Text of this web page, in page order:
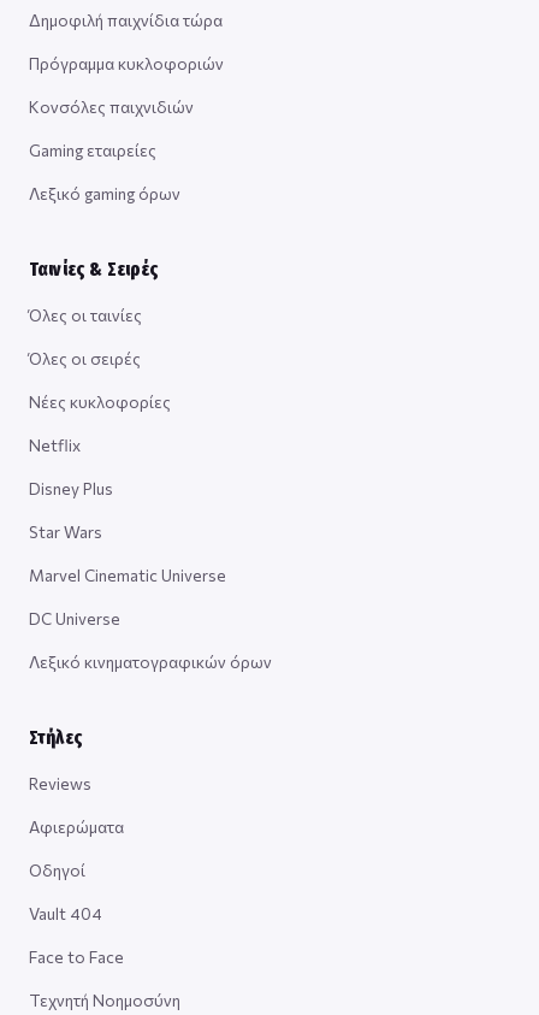
Δημοφιλή παιχνίδια τώρα
Πρόγραμμα κυκλοφοριών
Κονσόλες παιχνιδιών
Gaming εταιρείες
Λεξικό gaming όρων
Ταινίες & Σειρές
Όλες οι ταινίες
Όλες οι σειρές
Νέες κυκλοφορίες
Netflix
Disney Plus
Star Wars
Marvel Cinematic Universe
DC Universe
Λεξικό κινηματογραφικών όρων
Στήλες
Reviews
Αφιερώματα
Οδηγοί
Vault 404
Face to Face
Τεχνητή Νοημοσύνη